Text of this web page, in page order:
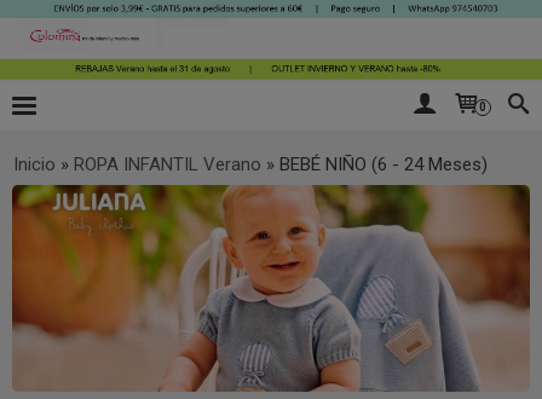
0
Inicio » ROPA INFANTIL Verano » BEBÉ NIÑO (6 - 24 Meses)